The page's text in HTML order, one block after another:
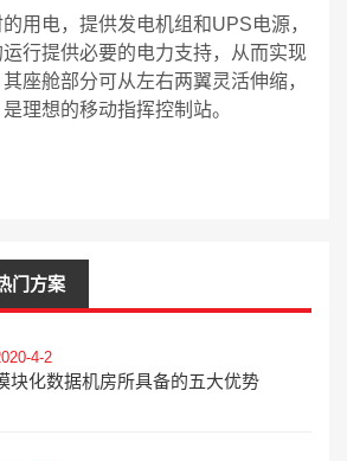
用电，提供发电机组和UPS电源，
行提供必要的电力支持，从而实现
座舱部分可从左右两翼灵活伸缩，
理想的移动指挥控制站。
门方案
4-2
块化数据机房所具备的五大优势